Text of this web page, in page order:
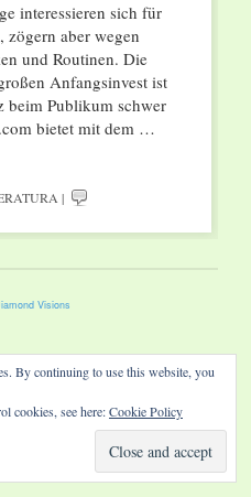
interessieren sich für
zögern aber wegen
und Routinen. Die
Anfangsinvest ist
beim Publikum schwer
bietet mit dem …
|
Visions
By continuing to use this website, you
cookies, see here:Cookie Policy